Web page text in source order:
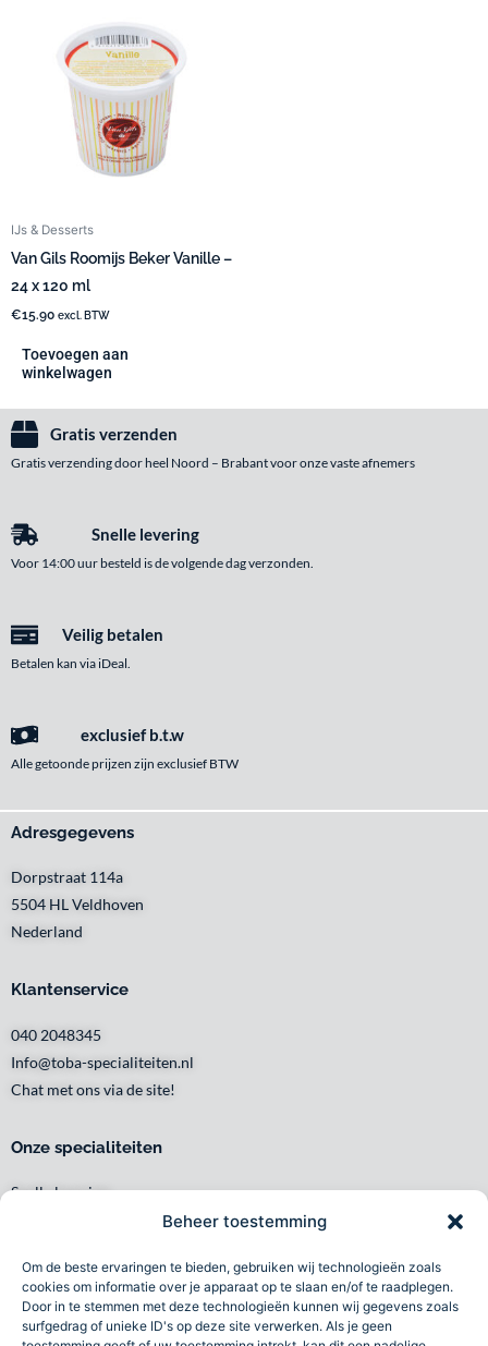
Beheer toestemming
Om de beste ervaringen te bieden, gebruiken wij technologieën zoals
cookies om informatie over je apparaat op te slaan en/of te raadplegen.
Door in te stemmen met deze technologieën kunnen wij gegevens zoals
surfgedrag of unieke ID's op deze site verwerken. Als je geen
IJs & Desserts
Van Gils Roomijs Beker Vanille –
24 x 120 ml
€15.90 excl. BTW
Toevoegen aan
winkelwagen
Gratis verzenden
Gratis verzending door heel Noord – Brabant voor onze vaste afnemers
Snelle levering
Voor 14:00 uur besteld is de volgende dag verzonden.
Veilig betalen
Betalen kan via iDeal.
exclusief b.t.w
Alle getoonde prijzen zijn exclusief BTW
Adresgegevens
Dorpstraat 114a
5504 HL Veldhoven
Nederland
Klantenservice
040 2048345
Info@toba-specialiteiten.nl
Chat met ons via de site!
Onze specialiteiten
Snelle levering
Waar en wanneer u het wilt
Persoonlijk en lokaal
Duurzaam
Betrouwbaar